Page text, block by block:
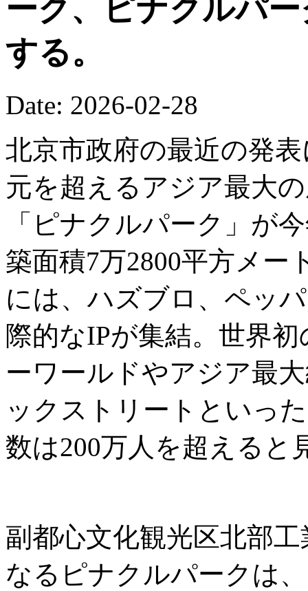
ーク、ピナクルパ
する。
Date: 2026-02-28
北京市政府の最近の発
元を超えるアジア最大
「ピナクルパーク」が
築面積7万2800平方メ
には、ハズブロ、ペッ
際的なIPが集結。世界
ーワールドやアジア最
ックストリートといっ
数は200万人を超えると
副都心文化観光区北部
なるピナクルパークは